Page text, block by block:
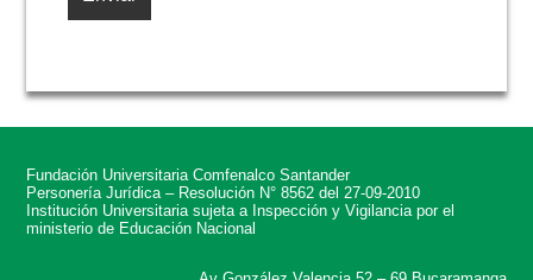
Fundación Universitaria Comfenalco Santander
Personería Jurídica – Resolución N° 8562 del 27-09-2010
Institución Universitaria sujeta a Inspección y Vigilancia por el
ministerio de Educación Nacional